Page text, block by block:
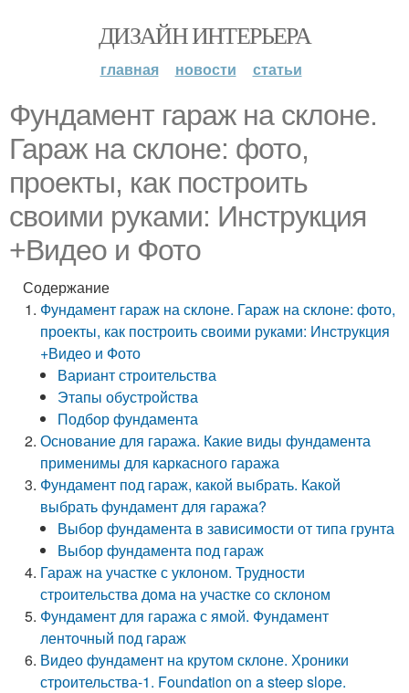
ДИЗАЙН ИНТЕРЬЕРА
главная новости статьи
Фундамент гараж на склоне.
Гараж на склоне: фото,
проекты, как построить
своими руками: Инструкция
+Видео и Фото
Содержание
Фундамент гараж на склоне. Гараж на склоне: фото,
проекты, как построить своими руками: Инструкция
+Видео и Фото
Вариант строительства
Этапы обустройства
Подбор фундамента
Основание для гаража. Какие виды фундамента
применимы для каркасного гаража
Фундамент под гараж, какой выбрать. Какой
выбрать фундамент для гаража?
Выбор фундамента в зависимости от типа грунта
Выбор фундамента под гараж
Гараж на участке с уклоном. Трудности
строительства дома на участке со склоном
Фундамент для гаража с ямой. Фундамент
ленточный под гараж
Видео фундамент на крутом склоне. Хроники
строительства-1. Foundation on a steep slope.